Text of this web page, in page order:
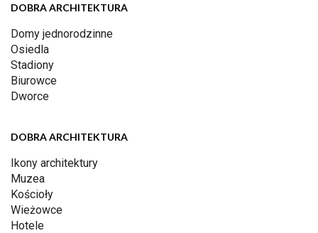
DOBRA ARCHITEKTURA
Domy jednorodzinne
Osiedla
Stadiony
Biurowce
Dworce
DOBRA ARCHITEKTURA
Ikony architektury
Muzea
Kościoły
Wieżowce
Hotele